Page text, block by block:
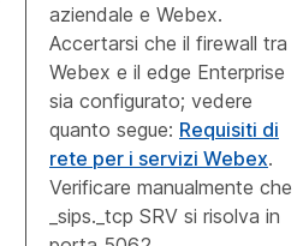
aziendale e Webex.
Accertarsi che il firewall tra
Webex e il edge Enterprise
sia configurato; vedere
quanto segue: Requisiti di
rete per i servizi Webex.
Verificare manualmente che
_sips._tcp SRV si risolva in